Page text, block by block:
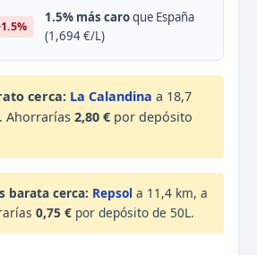
1.5% más caroque España
(1,694 €/L)
cerca: La Calandina a 18,7
. Ahorrarías 2,80 € por depósito
barata cerca: Repsol a 11,4 km, a
0,75 € por depósito de 50L.